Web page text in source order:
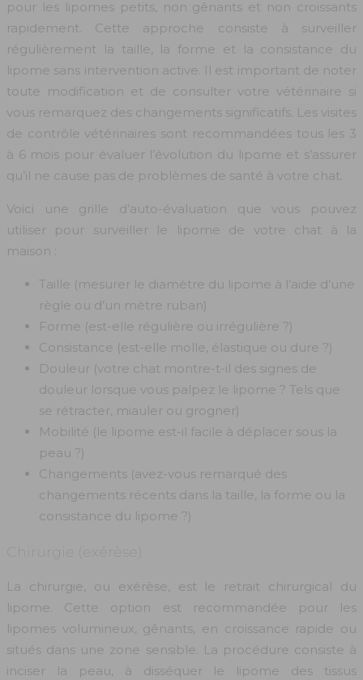
pour les lipomes petits, non gênants et non croissants
rapidement. Cette approche consiste à surveiller
régulièrement la taille, la forme et la consistance du
lipome sans intervention active. Il est important de noter
toute modification et de consulter votre vétérinaire si
vous remarquez des changements significatifs. Les visites
de contrôle vétérinaires sont recommandées tous les 3
à 6 mois pour évaluer l’évolution du lipome et s’assurer
qu’il ne cause pas de problèmes de santé à votre chat.
Voici une grille d’auto-évaluation que vous pouvez
utiliser pour surveiller le lipome de votre chat à la
maison :
Taille (mesurer le diamètre du lipome à l’aide d’une
règle ou d’un mètre ruban)
Forme (est-elle régulière ou irrégulière ?)
Consistance (est-elle molle, élastique ou dure ?)
Douleur (votre chat montre-t-il des signes de
douleur lorsque vous palpez le lipome ? Tels que
se rétracter, miauler ou grogner)
Mobilité (le lipome est-il facile à déplacer sous la
peau ?)
Changements (avez-vous remarqué des
changements récents dans la taille, la forme ou la
consistance du lipome ?)
Chirurgie (exérèse)
La chirurgie, ou exérèse, est le retrait chirurgical du
lipome. Cette option est recommandée pour les
lipomes volumineux, gênants, en croissance rapide ou
situés dans une zone sensible. La procédure consiste à
inciser la peau, à disséquer le lipome des tissus